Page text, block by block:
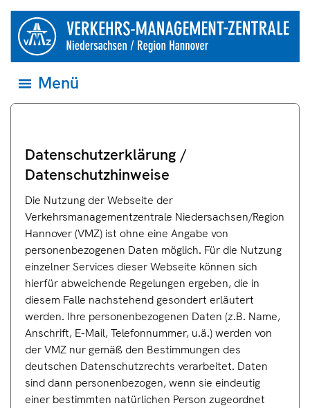
Springe direkt zum Inhalt
zur
Startseite
der
Verkehrsmanagementzentrale
und
Hannover
Menü
öffnen
und
Menü
Datenschutzerklärung /
Datenschutzhinweise
Die Nutzung der Webseite der
Verkehrsmanagementzentrale Niedersachsen/Region
Hannover (VMZ) ist ohne eine Angabe von
personenbezogenen Daten möglich. Für die Nutzung
einzelner Services dieser Webseite können sich
hierfür abweichende Regelungen ergeben, die in
diesem Falle nachstehend gesondert erläutert
werden. Ihre personenbezogenen Daten (z.B. Name,
Anschrift, E-Mail, Telefonnummer, u.ä.) werden von
der VMZ nur gemäß den Bestimmungen des
deutschen Datenschutzrechts verarbeitet. Daten
sind dann personenbezogen, wenn sie eindeutig
einer bestimmten natürlichen Person zugeordnet